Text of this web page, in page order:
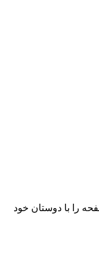
را با دوستان خود